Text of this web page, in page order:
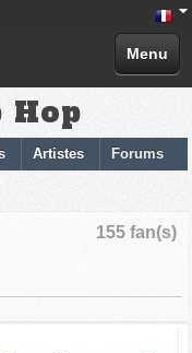
Menu
Hop
Artistes Forums
155 fan(s)